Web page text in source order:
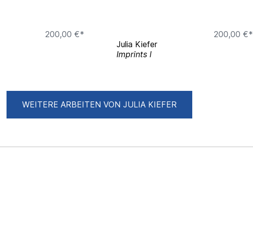
200,00 €*
200,00 €*
Julia Kiefer
Imprints l
WEITERE ARBEITEN VON JULIA KIEFER